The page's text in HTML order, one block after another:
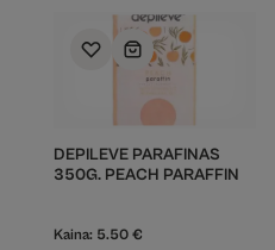
DEPILEVE PARAFINAS
350G. PEACH PARAFFIN
Kaina: 5.50 €